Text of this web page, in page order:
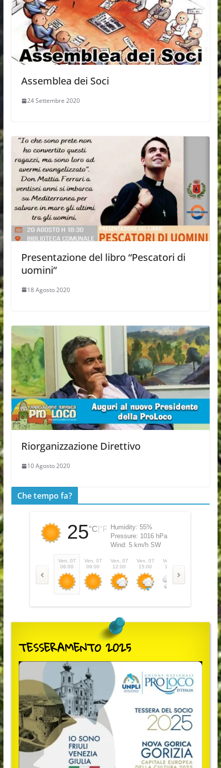
Assemblea dei Soci
24 Settembre 2020
Presentazione del libro “Pescatori di
uomini”
18 Agosto 2020
Riorganizzazione Direttivo
10 Agosto 2020
Che tempo fa?
25°C °F Humidity: 55%
Pressure: 1016 hPa
Wind: 5 km/h SW
Ven, 07
06:00
Ven, 07
09:00
Ven, 07
12:00
Ven, 07
15:00
Ven, 07
18:00
TESSERAMENTO 2025